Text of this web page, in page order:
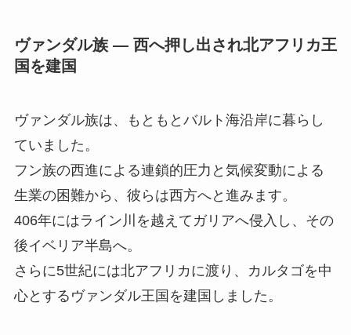
ヴァンダル族 ― 西へ押し出され北アフリカ王
国を建国
ヴァンダル族は、もともとバルト海沿岸に暮らし
ていました。
フン族の西進による連鎖的圧力と気候変動による
生業の困難から、彼らは西方へと進みます。
406年にはライン川を越えてガリアへ侵入し、その
後イベリア半島へ。
さらに5世紀には北アフリカに渡り、カルタゴを中
心とするヴァンダル王国を建国しました。